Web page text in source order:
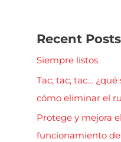
Recent Posts
Siempre listos
Tac, tac, tac… ¿qué
cómo eliminar el
Protege y mejora el
funcionamiento